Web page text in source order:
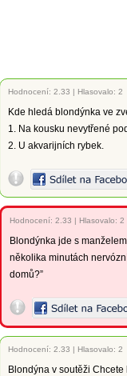
Hodnocení: 2.33 | Hlasovalo: 2
Kde hledá blondýnka ve
1. Na kousku nevytřené
2. U akvarijních rybek.
Hodnocení: 2.33 | Hlasovalo: 2
Blondýnka jde s
několika minutách
domů?”
Hodnocení: 2.33 | Hlasovalo: 2
Blondýna v soutěži